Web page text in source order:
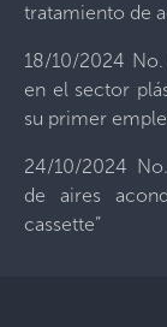
tratamiento de
18/10/2024
en el sector
su primer
24/10/2024
de aires
cassette”